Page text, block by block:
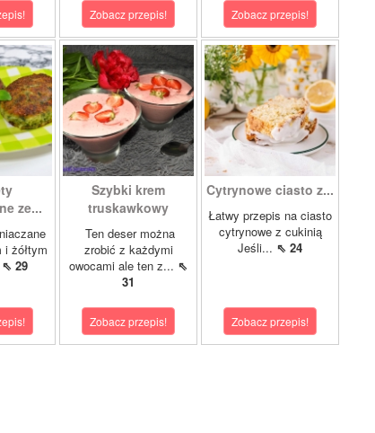
Zobacz przepis! Zobacz przepis!
ze...
żółtym
⇖ 29
Szybki krem
truskawkowy
Ten deser można
zrobić z każdymi
owocami ale ten z... ⇖
31
Zobacz przepis!
Cytrynowe ciasto z...
Łatwy przepis na ciasto
cytrynowe z cukinią
Jeśli... ⇖ 24
Zobacz przepis!